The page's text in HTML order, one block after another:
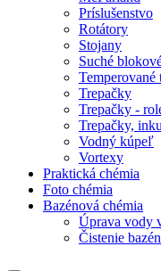
Príslušenstvo
Rotátory
Stojany
Suché
Temperované
Trepačky
Trepačky -
Trepačky,
Vodný kúpeľ
Vortexy
Praktická chémia
Foto chémia
Bazénová chémia
Úprava vody
Čistenie